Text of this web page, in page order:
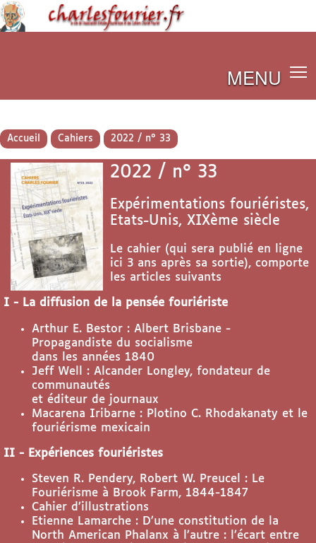
MENU
Accueil Cahiers 2022 / n° 33
2022 / n° 33
Expérimentations fouriéristes,
Etats-Unis, XIXème siècle
Le cahier (qui sera publié en ligne
ici 3 ans après sa sortie), comporte
les articles suivants
I - La diffusion de la pensée fouriériste
Arthur E. Bestor : Albert Brisbane -
Propagandiste du socialisme
dans les années 1840
Jeff Well : Alcander Longley, fondateur de
communautés
et éditeur de journaux
Macarena Iribarne : Plotino C. Rhodakanaty et le
fouriérisme mexicain
II - Expériences fouriéristes
Steven R. Pendery, Robert W. Preucel : Le
Fouriérisme à Brook Farm, 1844-1847
Cahier d’illustrations
Etienne Lamarche : D’une constitution de la
North American Phalanx à l’autre : l’écart entre